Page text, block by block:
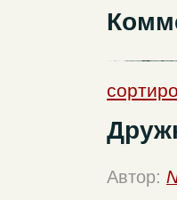
Автор: